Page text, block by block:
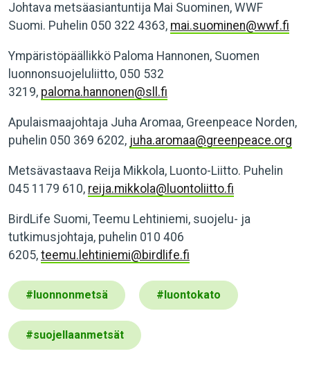
Johtava metsäasiantuntija Mai Suominen, WWF
Suomi. Puhelin 050 322 4363, mai.suominen@wwf.fi
Ympäristöpäällikkö Paloma Hannonen, Suomen
luonnonsuojeluliitto, 050 532
3219, paloma.hannonen@sll.fi
Apulaismaajohtaja Juha Aromaa, Greenpeace Norden,
puhelin 050 369 6202, juha.aromaa@greenpeace.org
Metsävastaava Reija Mikkola, Luonto-Liitto. Puhelin
045 1179 610, reija.mikkola@luontoliitto.fi
BirdLife Suomi, Teemu Lehtiniemi, suojelu- ja
tutkimusjohtaja, puhelin 010 406
6205, teemu.lehtiniemi@birdlife.fi
#luonnonmetsä #luontokato
#suojellaanmetsät